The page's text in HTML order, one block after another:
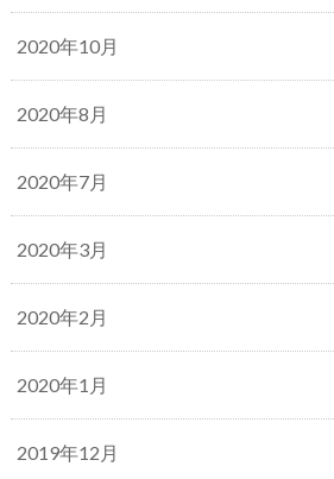
2020年10月
2020年8月
2020年7月
2020年3月
2020年2月
2020年1月
2019年12月